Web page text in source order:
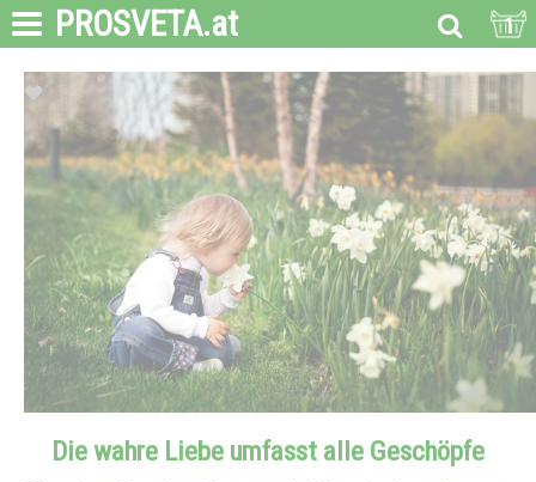
PROSVETA.at 1
Die wahre Liebe umfasst alle Geschöpfe